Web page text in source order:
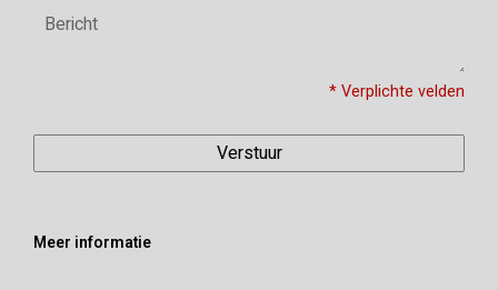
* Verplichte velden
Verstuur
Meer informatie